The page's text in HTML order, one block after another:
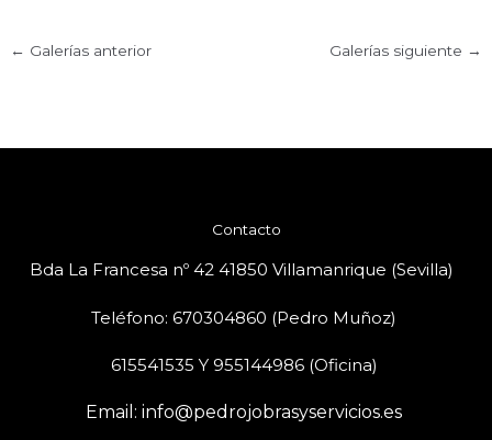
← Galerías anterior Galerías siguiente →
Contacto
Bda La Francesa nº 42 41850 Villamanrique (Sevilla)
Teléfono: 670304860 (Pedro Muñoz)
615541535 Y 955144986 (Oficina)
Email: info@pedrojobrasyservicios.es